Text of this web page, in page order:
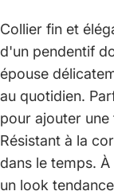
Collier fin et
d'un pendentif
épouse
au quotidien.
pour ajouter
Résistant à la
dans le temps.
un look